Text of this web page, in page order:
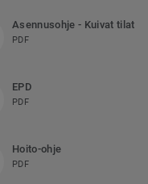
Asennusohje - Kuivat tilat
PDF
EPD
PDF
Hoito-ohje
PDF